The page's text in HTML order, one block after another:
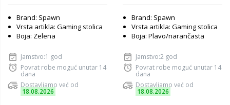
Brand: Spawn
Vrsta artikla: Gaming stolica
Boja: Zelena
Jamstvo:1 god
Povrat robe moguć unutar 14
dana
Dostavljamo već od
18.08.2026
Brand: Spawn
Vrsta artikla: Gaming stolica
Boja: Plavo/narančasta
Jamstvo:2 god
Povrat robe moguć unutar 14
dana
Dostavljamo već od
18.08.2026